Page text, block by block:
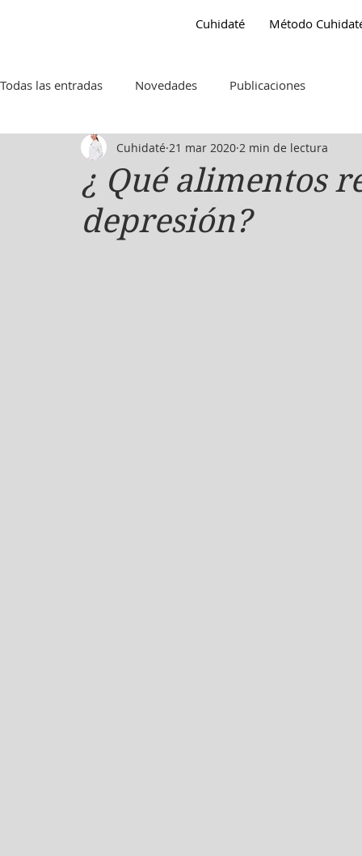
Cuhidaté Método
Todas las entradas Novedades Publicaciones
¿ Qué alimentos
depresión?
Cuhidaté 21 mar 2020 2 min de lectura